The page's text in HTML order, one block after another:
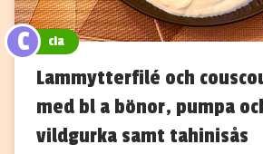
C cia
Lammytterfilé och
med bl a bönor, pumpa
vildgurka samt tahinisås